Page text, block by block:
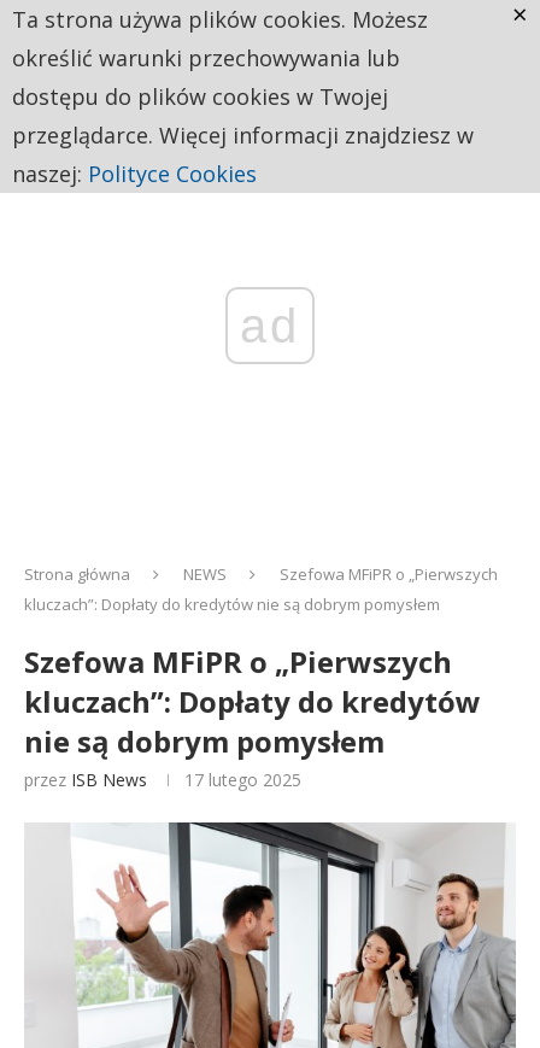
ad
Strona główna NEWS
Szefowa MFiPR o „Pierwszych
kluczach”: Dopłaty do kredytów nie są dobrym pomysłem
Szefowa MFiPR o „Pierwszych
kluczach”: Dopłaty do kredytów
nie są dobrym pomysłem
przez ISB News 17 lutego 2025
Ta strona używa plików cookies. Możesz
określić warunki przechowywania lub
dostępu do plików cookies w Twojej
przeglądarce. Więcej informacji znajdziesz w
naszej: Polityce Cookies
×